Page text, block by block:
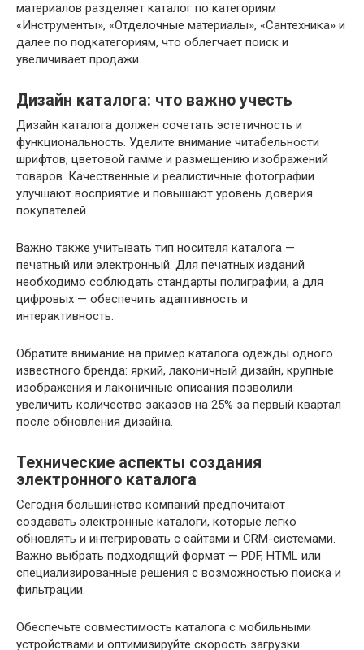
материалов разделяет каталог по категориям
«Инструменты», «Отделочные материалы», «Сантехника» и
далее по подкатегориям, что облегчает поиск и
увеличивает продажи.
Дизайн каталога: что важно учесть
Дизайн каталога должен сочетать эстетичность и
функциональность. Уделите внимание читабельности
шрифтов, цветовой гамме и размещению изображений
товаров. Качественные и реалистичные фотографии
улучшают восприятие и повышают уровень доверия
покупателей.
Важно также учитывать тип носителя каталога —
печатный или электронный. Для печатных изданий
необходимо соблюдать стандарты полиграфии, а для
цифровых — обеспечить адаптивность и
интерактивность.
Обратите внимание на пример каталога одежды одного
известного бренда: яркий, лаконичный дизайн, крупные
изображения и лаконичные описания позволили
увеличить количество заказов на 25% за первый квартал
после обновления дизайна.
Технические аспекты создания
электронного каталога
Сегодня большинство компаний предпочитают
создавать электронные каталоги, которые легко
обновлять и интегрировать с сайтами и CRM-системами.
Важно выбрать подходящий формат — PDF, HTML или
специализированные решения с возможностью поиска и
фильтрации.
Обеспечьте совместимость каталога с мобильными
устройствами и оптимизируйте скорость загрузки.